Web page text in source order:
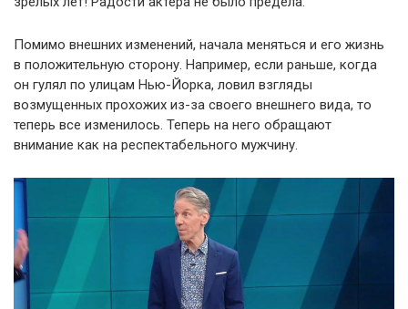
Помимо внешних изменений, начала меняться и его жизнь
в положительную сторону. Например, если раньше, когда
он гулял по улицам Нью-Йорка, ловил взгляды
возмущенных прохожих из-за своего внешнего вида, то
теперь все изменилось. Теперь на него обращают
внимание как на респектабельного мужчину.